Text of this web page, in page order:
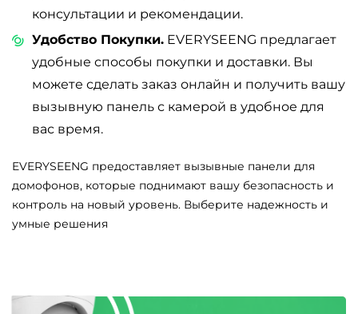
консультации и рекомендации.
Удобство Покупки. EVERYSEENG предлагает
удобные способы покупки и доставки. Вы
можете сделать заказ онлайн и получить вашу
вызывную панель с камерой в удобное для
вас время.
EVERYSEENG предоставляет вызывные панели для
домофонов, которые поднимают вашу безопасность и
контроль на новый уровень. Выберите надежность и
умные решения